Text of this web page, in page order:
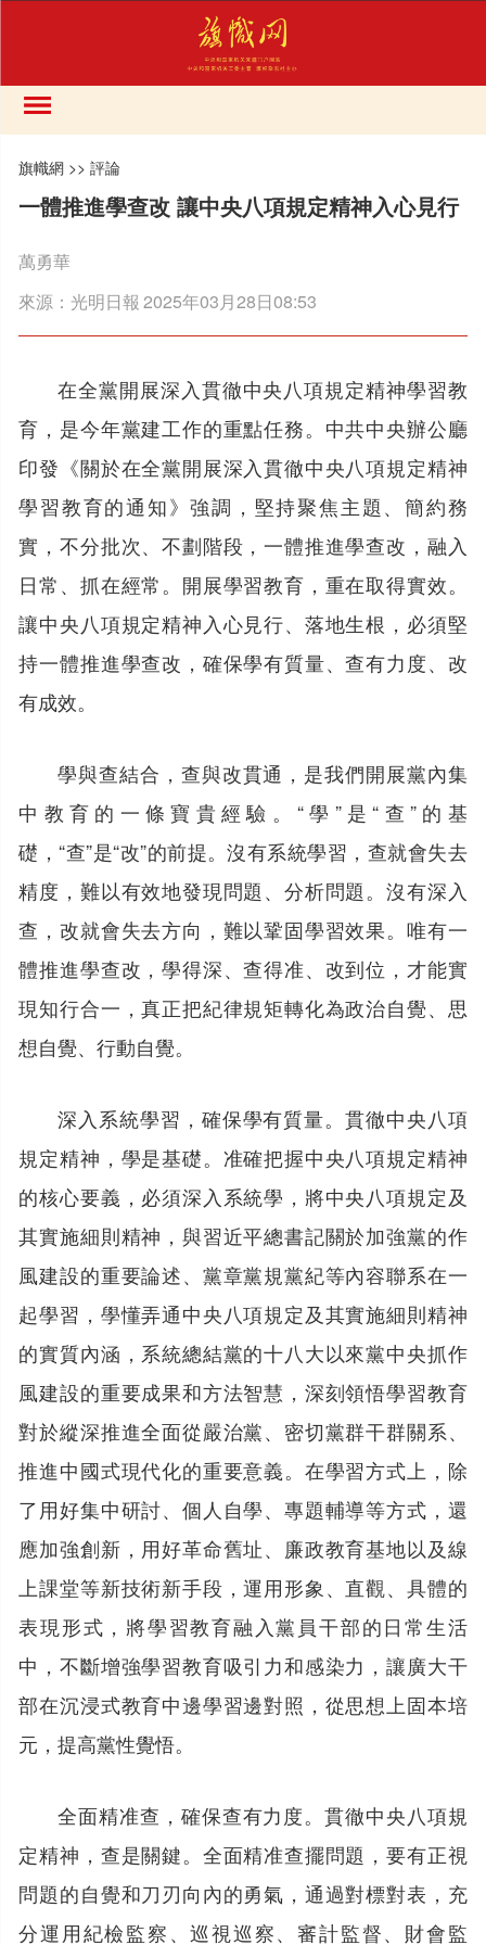
旗幟網 >>評論
一體推進學查改 讓中央八項規定精神入心見行
萬勇華
來源： 光明日報 2025年03月28日08:53
在全黨開展深入貫徹中央八項規定精神學習教
育，是今年黨建工作的重點任務。中共中央辦公廳
印發《關於在全黨開展深入貫徹中央八項規定精神
學習教育的通知》強調，堅持聚焦主題、簡約務
實，不分批次、不劃階段，一體推進學查改，融入
日常、抓在經常。開展學習教育，重在取得實效。
讓中央八項規定精神入心見行、落地生根，必須堅
持一體推進學查改，確保學有質量、查有力度、改
有成效。
學與查結合，查與改貫通，是我們開展黨內集
中教育的一條寶貴經驗。“學”是“查”的基
礎，“查”是“改”的前提。沒有系統學習，查就會失去
精度，難以有效地發現問題、分析問題。沒有深入
查，改就會失去方向，難以鞏固學習效果。唯有一
體推進學查改，學得深、查得准、改到位，才能實
現知行合一，真正把紀律規矩轉化為政治自覺、思
想自覺、行動自覺。
深入系統學習，確保學有質量。貫徹中央八項
規定精神，學是基礎。准確把握中央八項規定精神
的核心要義，必須深入系統學，將中央八項規定及
其實施細則精神，與習近平總書記關於加強黨的作
風建設的重要論述、黨章黨規黨紀等內容聯系在一
起學習，學懂弄通中央八項規定及其實施細則精神
的實質內涵，系統總結黨的十八大以來黨中央抓作
風建設的重要成果和方法智慧，深刻領悟學習教育
對於縱深推進全面從嚴治黨、密切黨群干群關系、
推進中國式現代化的重要意義。在學習方式上，除
了用好集中研討、個人自學、專題輔導等方式，還
應加強創新，用好革命舊址、廉政教育基地以及線
上課堂等新技術新手段，運用形象、直觀、具體的
表現形式，將學習教育融入黨員干部的日常生活
中，不斷增強學習教育吸引力和感染力，讓廣大干
部在沉浸式教育中邊學習邊對照，從思想上固本培
元，提高黨性覺悟。
全面精准查，確保查有力度。貫徹中央八項規
定精神，查是關鍵。全面精准查擺問題，要有正視
問題的自覺和刀刃向內的勇氣，通過對標對表，充
分運用紀檢監察、巡視巡察、審計監督、財會監